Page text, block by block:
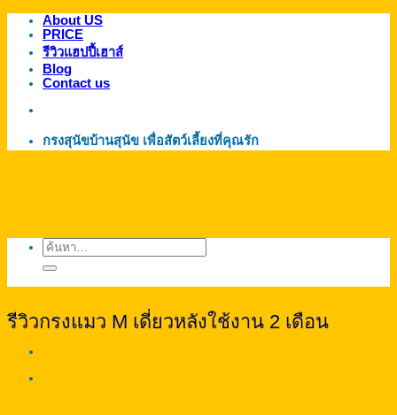
ข้าม
เนื้อหา
About US
PRICE
รีวิวแฮปปี้เฮาส์
Blog
Contact us
กรงสุนัขบ้านสุนัข เพื่อสัตว์เลี้ยงที่คุณรัก
ค้นหา:
รีวิวกรงแมว M เดี่ยวหลังใช้งาน 2 เดือน